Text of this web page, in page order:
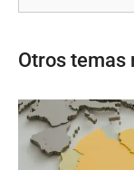
Otros temas